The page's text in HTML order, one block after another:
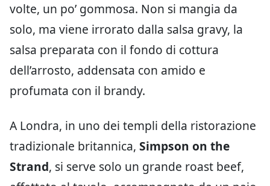
volte, un po’ gommosa. Non si mangia da
solo, ma viene irrorato dalla salsa gravy, la
salsa preparata con il fondo di cottura
dell’arrosto, addensata con amido e
profumata con il brandy.
A Londra, in uno dei templi della ristorazione
tradizionale britannica, Simpson on the
Strand, si serve solo un grande roast beef,